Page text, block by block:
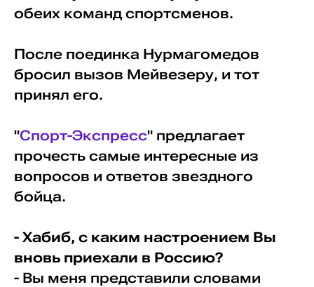
обеих команд спортсменов.
После поединка Нурмагомедов
бросил вызов Мейвезеру, и тот
принял его.
"Спорт-Экспресс" предлагает
прочесть самые интересные из
вопросов и ответов звездного
бойца.
- Хабиб, с каким настроением Вы
вновь приехали в Россию?
- Вы меня представили словами